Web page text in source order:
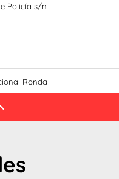
Policía s/n
Ronda